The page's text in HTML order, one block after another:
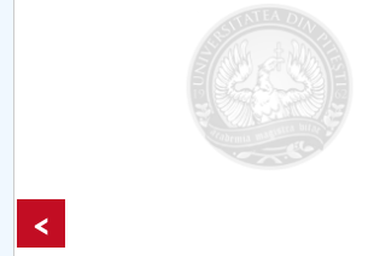
Comisie de etica unversitară
Accesibilitate pentru studenții cu
<